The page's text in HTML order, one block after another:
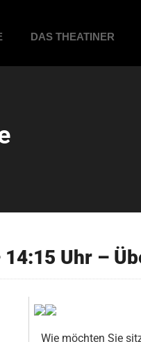
DAS THEATINER
Uhr –
Wie möchten Sie